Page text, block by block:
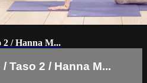
2 / Hanna M...
Taso 2 / Hanna M...